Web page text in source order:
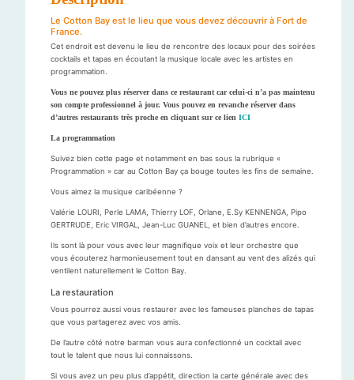
Le Cotton Bay est le lieu que vous devez découvrir à Fort de
France.
Cet endroit est devenu le lieu de rencontre des locaux pour des soirées
cocktails et tapas en écoutant la musique locale avec les artistes en
programmation.
Vous ne pouvez plus réserver dans ce restaurant car celui-ci n’a pas maintenu
son compte professionnel à jour. Vous pouvez en revanche réserver dans
d’autres restaurants très proche en cliquant sur ce lien ICI
La programmation
Suivez bien cette page et notamment en bas sous la rubrique «
Programmation » car au Cotton Bay ça bouge toutes les fins de semaine.
Vous aimez la musique caribéenne ?
Valérie LOURI, Perle LAMA, Thierry LOF, Orlane, E.Sy KENNENGA, Pipo
GERTRUDE, Eric VIRGAL, Jean-Luc GUANEL, et bien d’autres encore.
Ils sont là pour vous avec leur magnifique voix et leur orchestre que
vous écouterez harmonieusement tout en dansant au vent des alizés qui
ventilent naturellement le Cotton Bay.
La restauration
Vous pourrez aussi vous restaurer avec les fameuses planches de tapas
que vous partagerez avec vos amis.
De l’autre côté notre barman vous aura confectionné un cocktail avec
tout le talent que nous lui connaissons.
Si vous avez un peu plus d’appétit, direction la carte générale avec des